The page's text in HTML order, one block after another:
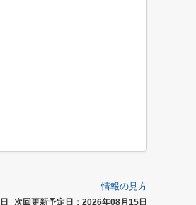
情報の見方
次回更新予定日：2026年08月15日